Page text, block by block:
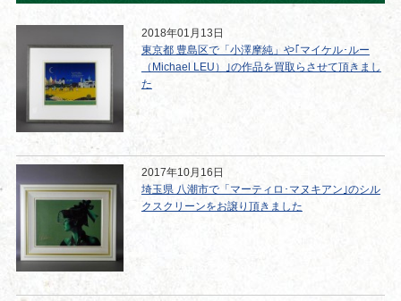
2018年01月13日
東京都 豊島区で「小澤摩純」や｢マイケル･ルー
（Michael LEU）｣の作品を買取らさせて頂きまし
た
2017年10月16日
埼玉県 八潮市で「マーティロ･マヌキアン｣のシル
クスクリーンをお譲り頂きました